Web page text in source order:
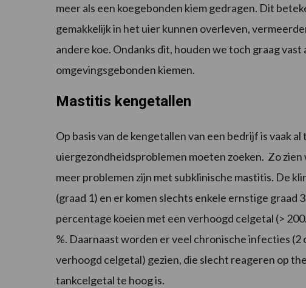
meer als een koegebonden kiem gedragen. Dit
gemakkelijk in het uier kunnen overleven,
andere koe. Ondanks dit, houden we toch graag
omgevingsgebonden kiemen.
Mastitis kengetallen
Op basis van de kengetallen van een bedrijf is vaak
uiergezondheidsproblemen moeten zoeken. Zo
meer problemen zijn met subklinische mastitis. De
(graad 1) en er komen slechts enkele ernstige
percentage koeien met een verhoogd celgetal (>
%. Daarnaast worden er veel chronische infecties
verhoogd celgetal) gezien, die slecht reageren op
tankcelgetal te hoog is.